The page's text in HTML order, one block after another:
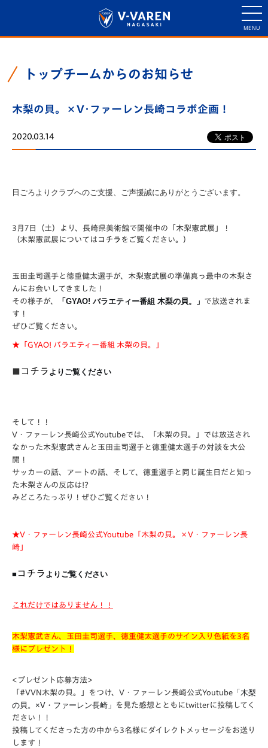
トップチームからのお知らせ
木梨の貝。×V･ファーレン長崎コラボ企画！
2020.03.14
日ごろよりクラブへのご支援、ご声援誠にありがとうございます。
3月7日（土）より、長崎県美術館で開催中の「木梨憲武展」！
（木梨憲武展については コチラ をご覧ください。）
玉田圭司選手と徳重健太選手が、木梨憲武展の準備真っ最中の木梨さ
んにお会いしてきました！
その様子が、
「GYAO! バラエティー番組 木梨の貝。」 で放送されま
す！
ぜひご覧ください。
★ 「GYAO! バラエティー番組 木梨の貝。」
コチラ よりご覧ください
そして！！
V・ファーレン長崎公式Youtubeでは、「木梨の貝。」では放送され
なかった木梨憲武さんと玉田圭司選手と徳重健太選手の対談を大公
開！
サッカーの話、アートの話、そして、徳重選手と同じ誕生日だと知っ
た木梨さんの反応は!?
みどころたっぷり！ぜひご覧ください！
★V・ファーレン長崎公式Youtube 「木梨の貝。×V・ファーレン長
崎」
■ コチラ よりご覧ください
これだけではありません！！
木梨憲武さん、玉田圭司選手、徳重健太選手のサイン入り色紙を3名
様にプレゼント！
<プレゼント応募方法>
「#VVN木梨の貝。」をつけ、V・ファーレン長崎公式Youtube 「木梨
の貝。×V・ファーレン長崎」
を見た感想とともにtwitterに投稿してく
ださい！！
投稿してくださった方の中から3名様にダイレクトメッセージをお送り
します！